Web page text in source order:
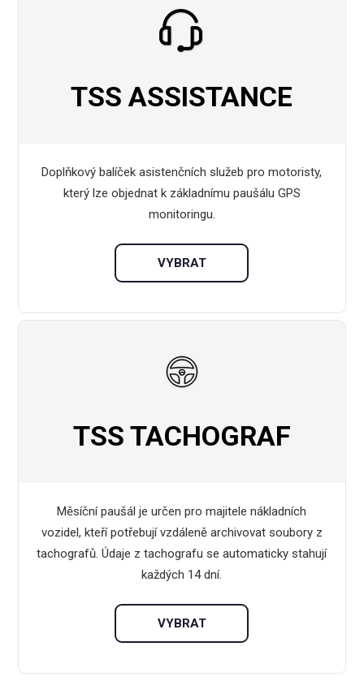
TSS ASSISTANCE
Doplňkový balíček asistenčních služeb pro motoristy,
který lze objednat k základnímu paušálu GPS
monitoringu.
VYBRAT
TSS TACHOGRAF
Měsíční paušál je určen pro majitele nákladních
vozidel, kteří potřebují vzdáleně archivovat soubory z
tachografů. Údaje z tachografu se automaticky stahují
každých 14 dní.
VYBRAT